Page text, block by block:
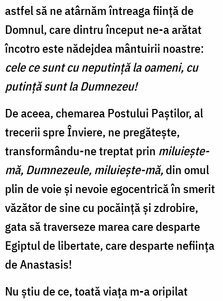
astfel să ne atârnăm întreaga ființă de
Domnul, care dintru început ne-a arătat
încotro este nădejdea mântuirii noastre:
cele ce sunt cu neputință la oameni, cu
putință sunt la Dumnezeu!
De aceea, chemarea Postului Paștilor, al
trecerii spre Înviere, ne pregătește,
transformându-ne treptat prin miluiește-
mă, Dumnezeule, miluiește-mă,din omul
plin de voie și nevoie egocentrică în smerit
văzător de sine cu pocăință și zdrobire,
gata să traverseze marea care desparte
Egiptul de libertate, care desparte neființa
de Anastasis!
Nu știu de ce, toată viața m-a oripilat